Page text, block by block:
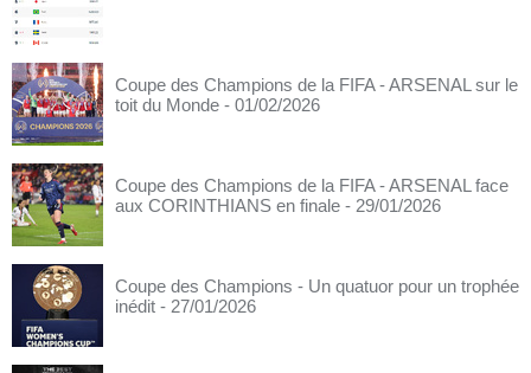
Coupe des Champions de la FIFA - ARSENAL sur le
toit du Monde - 01/02/2026
Coupe des Champions de la FIFA - ARSENAL face
aux CORINTHIANS en finale - 29/01/2026
Coupe des Champions - Un quatuor pour un trophée
inédit - 27/01/2026